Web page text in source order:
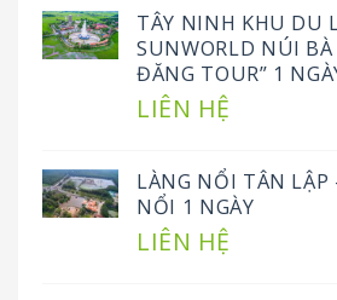
TÂY NINH KHU DU
SUNWORLD NÚI
ĐĂNG TOUR” 1
LIÊN HỆ
LÀNG NỔI TÂN
NỔI 1 NGÀY
LIÊN HỆ